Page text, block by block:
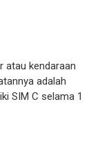
atau kendaraan
adalah
SIM C selama 1